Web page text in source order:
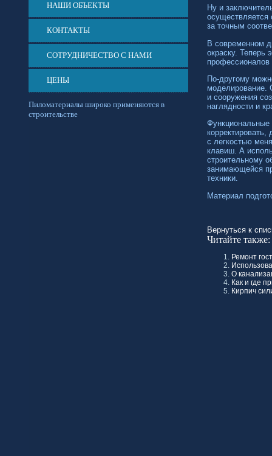
НАШИ ОБЪЕКТЫ
КОНТАКТЫ
СОТРУДНИЧЕСТВО С НАМИ
ЦЕНЫ
Пиломатериалы широко применяются в
строительстве
Ну и
осуществляется
за точным
В современном
окраску. Теперь
По-другому
моделирование.
и сооружения
наглядности и
с легкостью
клавиш. А
строительному
занимающейся
техники.
Материал
Вернуться к
Читайте также:
Ремонт
О
Как и где
Кирпич